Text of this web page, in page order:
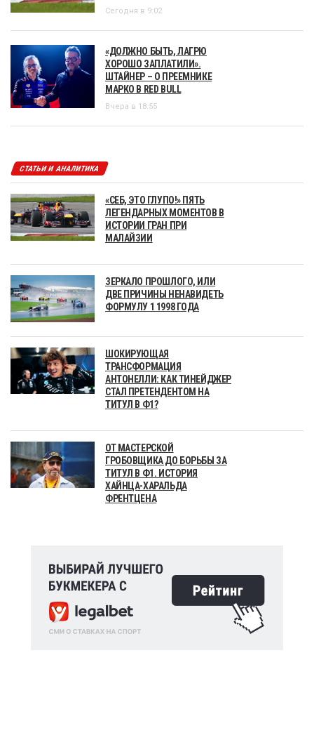
Сегодня в 9:02
«ДОЛЖНО БЫТЬ, ЛАГРЮ
ХОРОШО ЗАПЛАТИЛИ».
ШТАЙНЕР – О ПРЕЕМНИКЕ
МАРКО В RED BULL
Вчера в 18:55
СТАТЬИ И АНАЛИТИКА
«СЕБ, ЭТО ГЛУПО!» ПЯТЬ
ЛЕГЕНДАРНЫХ МОМЕНТОВ В
ИСТОРИИ ГРАН ПРИ
МАЛАЙЗИИ
ЗЕРКАЛО ПРОШЛОГО, ИЛИ
ДВЕ ПРИЧИНЫ НЕНАВИДЕТЬ
ФОРМУЛУ 1 1998 ГОДА
ШОКИРУЮЩАЯ
ТРАНСФОРМАЦИЯ
АНТОНЕЛЛИ: КАК ТИНЕЙДЖЕР
СТАЛ ПРЕТЕНДЕНТОМ НА
ТИТУЛ В Ф1?
ОТ МАСТЕРСКОЙ
ГРОБОВЩИКА ДО БОРЬБЫ ЗА
ТИТУЛ В Ф1. ИСТОРИЯ
ХАЙНЦА-ХАРАЛЬДА
ФРЕНТЦЕНА